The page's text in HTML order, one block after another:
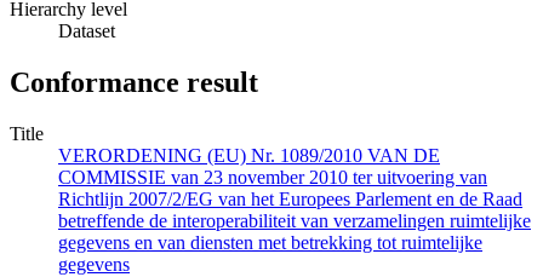
Hierarchy level
Dataset
Conformance result
Title
VERORDENING (EU) Nr. 1089/2010 VAN DE
COMMISSIE van 23 november 2010 ter uitvoering van
Richtlijn 2007/2/EG van het Europees Parlement en de Raad
betreffende de interoperabiliteit van verzamelingen ruimtelijke
gegevens en van diensten met betrekking tot ruimtelijke
gegevens